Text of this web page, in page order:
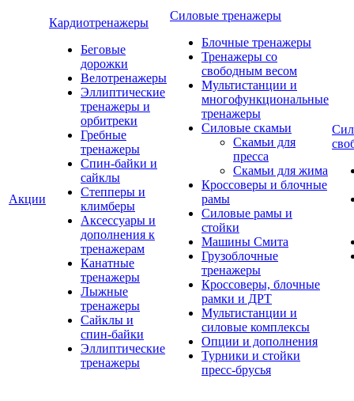
Акции
Кардиотренажеры
Беговые
дорожки
Велотренажеры
Эллиптические
тренажеры и
орбитреки
Гребные
тренажеры
Спин-байки и
сайклы
Степперы и
климберы
Аксессуары и
дополнения к
тренажерам
Канатные
тренажеры
Лыжные
тренажеры
Сайклы и
спин-байки
Эллиптические
тренажеры
Силовые тренажеры
Блочные тренажеры
Тренажеры со
свободным весом
Мультистанции и
многофункциональные
тренажеры
Силовые скамьи
Скамьи для
пресса
Скамьи для жима
Кроссоверы и блочные
рамы
Силовые рамы и
стойки
Машины Смита
Грузоблочные
тренажеры
Кроссоверы, блочные
рамки и ДРТ
Мультистанции и
силовые комплексы
Опции и дополнения
Турники и стойки
пресс-брусья